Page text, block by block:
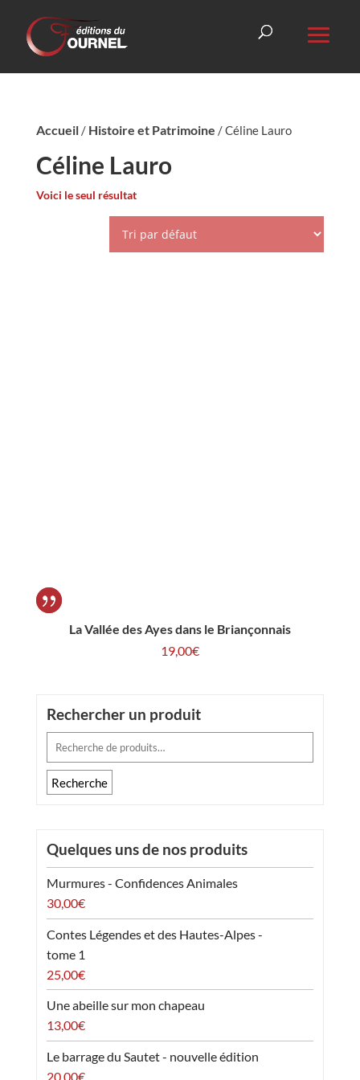
Accueil/ Histoire et Patrimoine / Céline Lauro
Céline Lauro
Voici le seul résultat
La Vallée des Ayes dans le Briançonnais
19,00€
Rechercher un produit
Recherche
pour :
Recherche
Quelques uns de nos produits
Murmures - Confidences Animales
30,00€
Contes Légendes et des Hautes-Alpes -
tome 1
25,00€
Une abeille sur mon chapeau
13,00€
Le barrage du Sautet - nouvelle édition
20,00€